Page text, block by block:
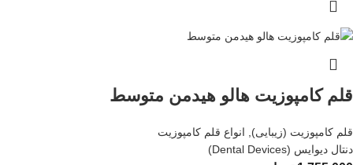
قلم کامپوزیت هالو هیدمن متوسط
قلم کامپوزیت (زیبایی)
انواع قلم کامپوزیت
دنتال دیوایس (Dental Devices)